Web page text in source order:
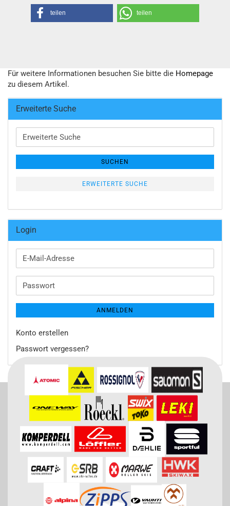
teilen teilen
Für weitere Informationen besuchen Sie bitte die Homepage
zu diesem Artikel.
Erweiterte Suche
Erweiterte
Suche
SUCHEN
ERWEITERTE SUCHE
Login
E-
Mail-
Passwort
ANMELDEN
Konto erstellen
Passwort vergessen?